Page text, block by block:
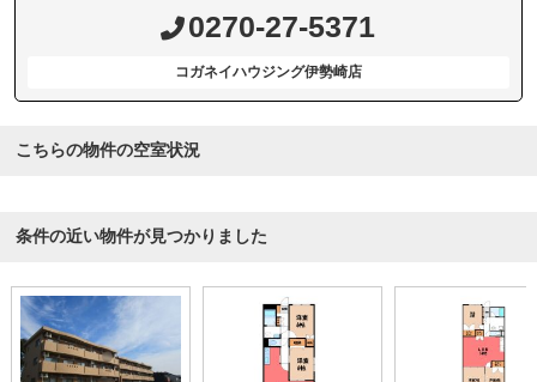
0270-27-5371
コガネイハウジング伊勢崎店
こちらの物件の空室状況
条件の近い物件が見つかりました